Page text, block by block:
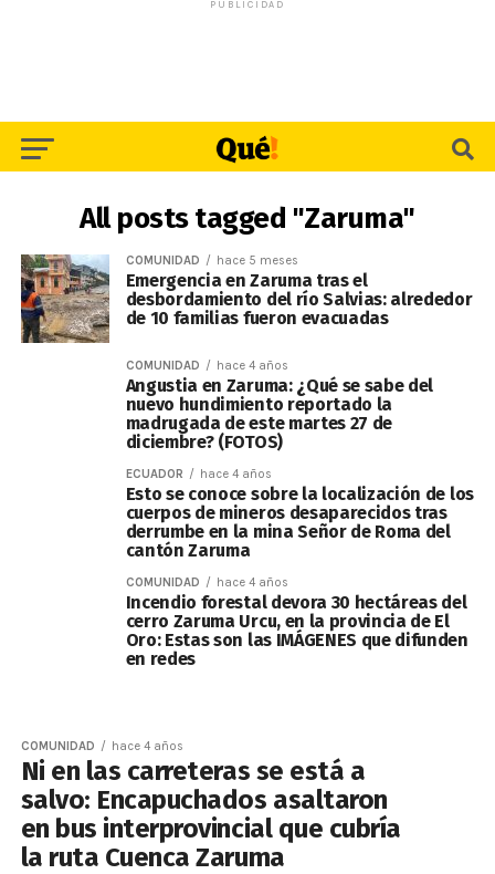
PUBLICIDAD
All posts tagged "Zaruma"
COMUNIDAD hace 5 meses
Emergencia en Zaruma tras el
desbordamiento del río Salvias: alrededor
de 10 familias fueron evacuadas
COMUNIDAD hace 4 años
Angustia en Zaruma: ¿Qué se sabe del
nuevo hundimiento reportado la
madrugada de este martes 27 de
diciembre? (FOTOS)
ECUADOR hace 4 años
Esto se conoce sobre la localización de los
cuerpos de mineros desaparecidos tras
derrumbe en la mina Señor de Roma del
cantón Zaruma
COMUNIDAD hace 4 años
Incendio forestal devora 30 hectáreas del
cerro Zaruma Urcu, en la provincia de El
Oro: Estas son las IMÁGENES que difunden
en redes
COMUNIDAD hace 4 años
Ni en las carreteras se está a
salvo: Encapuchados asaltaron
en bus interprovincial que cubría
la ruta Cuenca Zaruma